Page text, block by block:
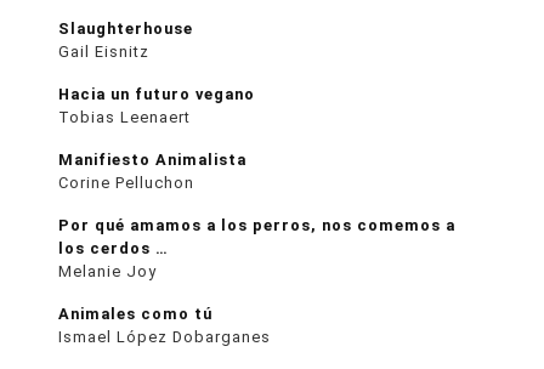
Slaughterhouse
Gail Eisnitz
Hacia un futuro vegano
Tobias Leenaert
Manifiesto Animalista
Corine Pelluchon
Por qué amamos a los perros, nos comemos a
los cerdos …
Melanie Joy
Animales como tú
Ismael López Dobarganes